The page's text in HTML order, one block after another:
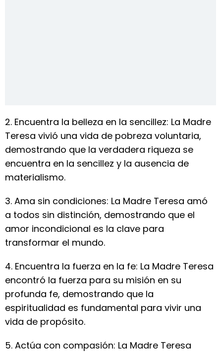
2. Encuentra la belleza en la sencillez: La Madre
Teresa vivió una vida de pobreza voluntaria,
demostrando que la verdadera riqueza se
encuentra en la sencillez y la ausencia de
materialismo.
3. Ama sin condiciones: La Madre Teresa amó
a todos sin distinción, demostrando que el
amor incondicional es la clave para
transformar el mundo.
4. Encuentra la fuerza en la fe: La Madre Teresa
encontró la fuerza para su misión en su
profunda fe, demostrando que la
espiritualidad es fundamental para vivir una
vida de propósito.
5. Actúa con compasión: La Madre Teresa